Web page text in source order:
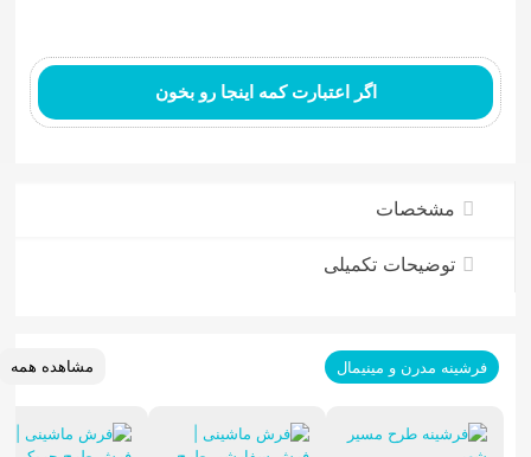
اگر اعتبارت کمه اینجا رو بخون
مشخصات
توضیحات تکمیلی
فرشینه مدرن و مینیمال مشاهده همه